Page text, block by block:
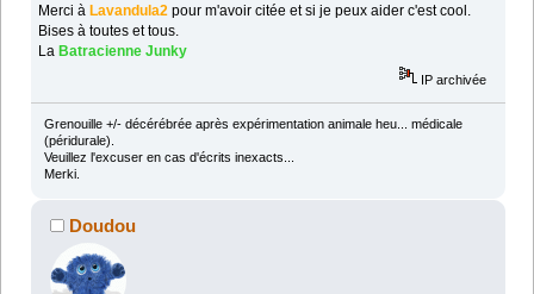
Merci à Lavandula2 pour m'avoir citée et si je peux aider c'est cool.
Bises à toutes et tous.
La Batracienne Junky
IP archivée
Grenouille +/- décérébrée après expérimentation animale heu... médicale
(péridurale).
Veuillez l'excuser en cas d'écrits inexacts...
Merki.
Doudou